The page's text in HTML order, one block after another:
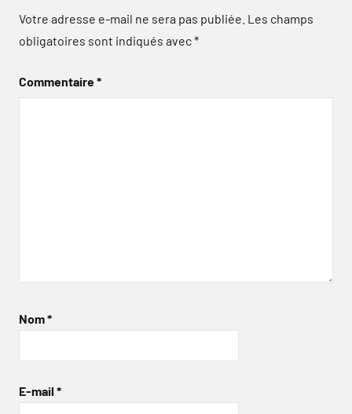
Votre adresse e-mail ne sera pas publiée. Les champs
obligatoires sont indiqués avec*
Commentaire*
Nom*
E-mail *